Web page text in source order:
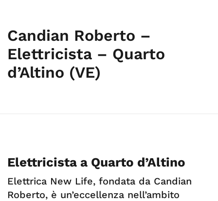
Candian Roberto –
Elettricista – Quarto
d’Altino (VE)
Elettricista a Quarto d’Altino
Elettrica New Life, fondata da Candian
Roberto, è un’eccellenza nell’ambito